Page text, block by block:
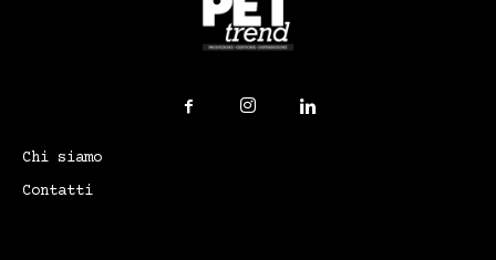
Chi siamo
Contatti